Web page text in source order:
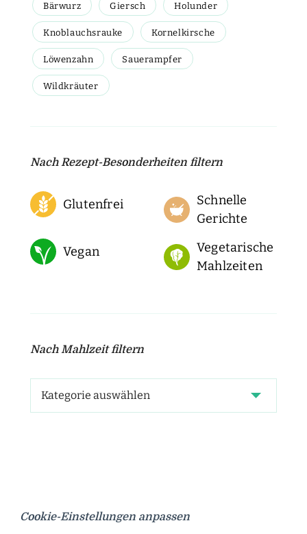
Bärwurz Giersch Holunder
Knoblauchsrauke Kornelkirsche
Löwenzahn Sauerampfer
Wildkräuter
Nach Rezept-Besonderheiten filtern
Glutenfrei
Schnelle
Gerichte
Vegan
Vegetarische
Mahlzeiten
Nach Mahlzeit filtern
Cookie-Einstellungen anpassen